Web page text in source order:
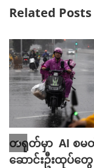
Related Posts
တရုတ်မှာ AI စမ
ဆောင်းဦးထုပ်တွေ